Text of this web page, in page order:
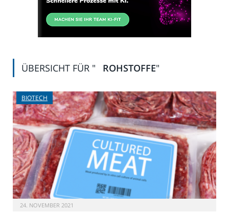
ÜBERSICHT FÜR " ROHSTOFFE"
BIOTECH
24. NOVEMBER 2021